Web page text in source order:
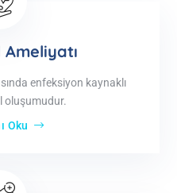
enfeksiyon kaynaklı
oluşumudur.
Oku